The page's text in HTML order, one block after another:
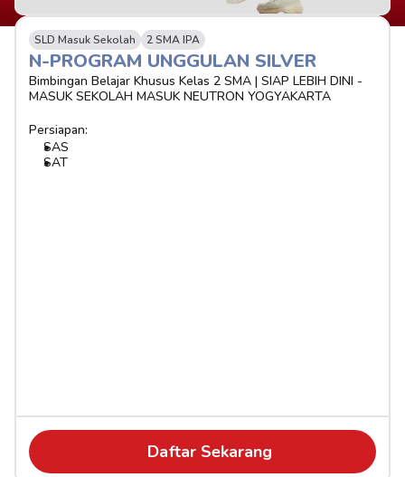
SLD Masuk Sekolah 2 SMA IPA
N-PROGRAM UNGGULAN SILVER
Bimbingan Belajar Khusus Kelas 2 SMA | SIAP LEBIH DINI -
MASUK SEKOLAH MASUK NEUTRON YOGYAKARTA
Persiapan:
SAS
SAT
Daftar Sekarang